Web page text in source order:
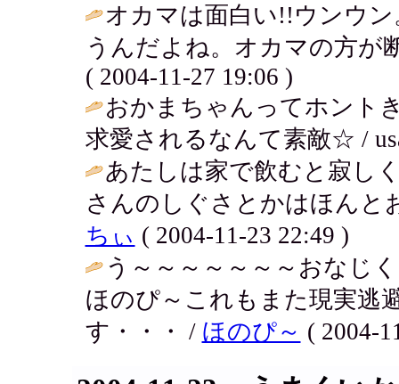
オカマは面白い!!ウンウ
うんだよね。オカマの方が
( 2004-11-27 19:06 )
おかまちゃんってホント
求愛されるなんて素敵☆ /
あたしは家で飲むと寂し
さんのしぐさとかはほん
ちぃ ( 2004-11-23 22:49 )
う～～～～～～～おなじ
ほのぴ～これもまた現実逃
す・・・ / ほのぴ～ ( 2004-